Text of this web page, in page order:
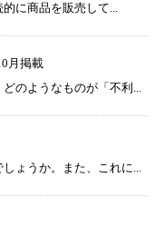
に商品を販売して...
月掲載
のようなものが「不利...
ょうか。また、これに...